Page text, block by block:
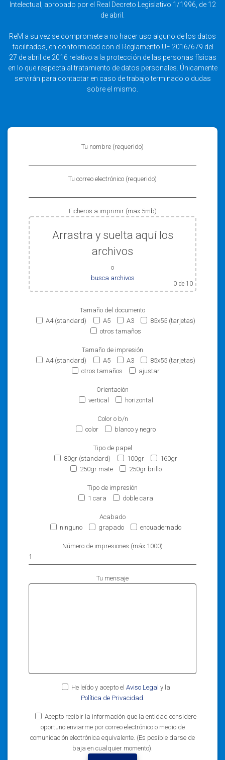
Intelectual, aprobado por el Real Decreto Legislativo 1/1996, de 12
de abril.
ReM a su vez se compromete a no hacer uso alguno de los datos
facilitados, en conformidad con el Reglamento UE 2016/679 del
27 de abril de 2016 relativo a la protección de las personas físicas
en lo que respecta al tratamiento de datos personales. Únicamente
servirán para contactar en caso de trabajo terminado o dudas
sobre el mismo.
Tu nombre (requerido)
Tu correo electrónico (requerido)
Ficheros a imprimir (max 5mb)
Arrastra y suelta aquí los
archivos
o
busca archivos
0 de 10
Tamaño del documento
A4 (standard)
A5 A3
85x55 (tarjetas)
otros tamaños
Tamaño de impresión
A4 (standard)
A5 A3
85x55 (tarjetas)
otros tamaños
ajustar
Orientación
vertical
horizontal
Color o b/n
color
blanco y negro
Tipo de papel
80gr (standard)
100gr
160gr
250gr mate
250gr brillo
Tipo de impresión
1 cara
doble cara
Acabado
ninguno
grapado encuadernado
Número de impresiones (máx 1000)
Tu mensaje
He leído y acepto el Aviso Legal y la
Política de Privacidad.
Acepto recibir la información que la entidad considere
oportuno enviarme por correo electrónico o medio de
comunicación electrónica equivalente. (Es posible darse de
baja en cualquier momento).